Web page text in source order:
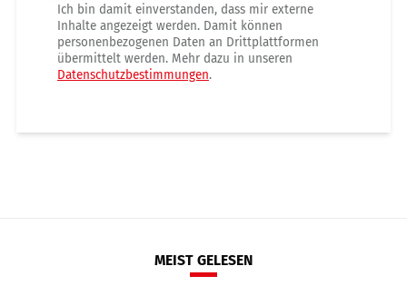
Ich bin damit einverstanden, dass mir externe
Inhalte angezeigt werden. Damit können
personenbezogenen Daten an Drittplattformen
übermittelt werden. Mehr dazu in unseren
Datenschutzbestimmungen.
MEIST GELESEN